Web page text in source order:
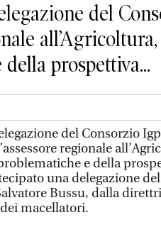
del
prospettiva...
del Consorzio
regionale
e della
una delegazione
Bussu, dalla
macellatori.